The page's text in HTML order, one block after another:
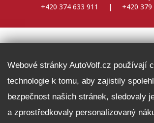
+420 374 633 911
|
+420 379
Fleet program Škoda
Nabídka zaměstnání
Facebook
Webové stránky AutoVolf.cz používají
technologie k tomu, aby zajistily
bezpečnost našich stránek, sledovaly
a zprostředkovaly personalizovaný